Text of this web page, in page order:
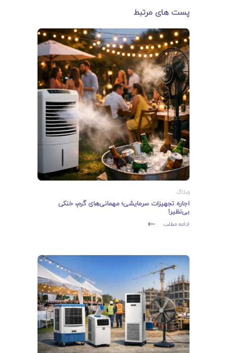
پست های مرتبط
وبلاگ
اجاره تجهیزات سرمایشی؛ مهمانی‌های گرم، خنکی
بی‌نظیر!
ادامه مطلب